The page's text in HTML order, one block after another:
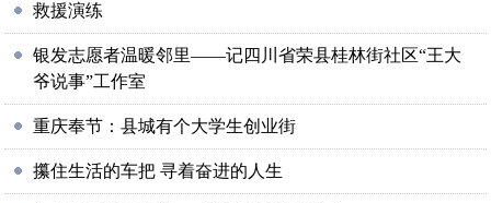
救援演练
银发志愿者温暖邻里——记四川省荣县桂林街社区“王大
爷说事”工作室
重庆奉节：县城有个大学生创业街
攥住生活的车把 寻着奋进的人生